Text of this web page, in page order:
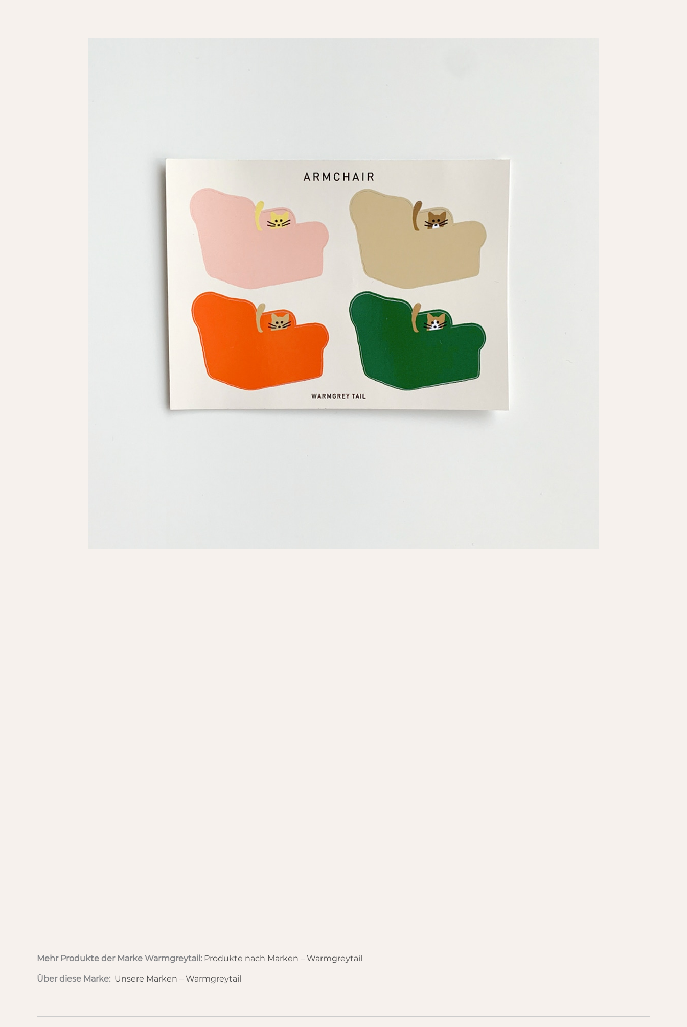
Mehr Produkte der Marke Warmgreytail: Produkte nach Marken – Warmgreytail
Über diese Marke: Unsere Marken – Warmgreytail